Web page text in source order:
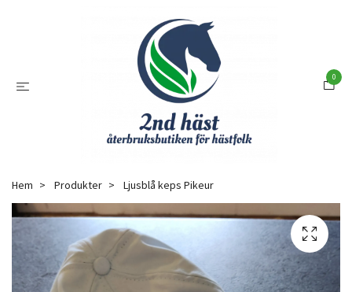
0
Hem Produkter Ljusblå keps Pikeur